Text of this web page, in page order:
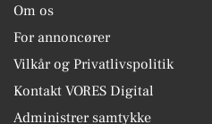
Om os
For annoncører
Vilkår og Privatlivspolitik
Kontakt VORES Digital
Administrer samtykke